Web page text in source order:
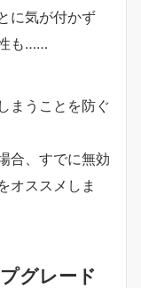
に気が付かず
も……
まうことを防ぐ
合、すでに無効
オススメしま
グレード